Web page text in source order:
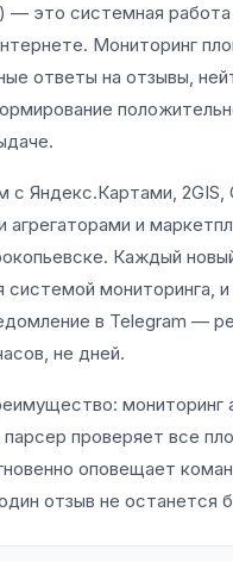
— это системная
Мониторинг
ответы на отзывы,
с Яндекс.Картами, 2GIS,
агрегаторами и
Каждый
системой мониторинга,
в Telegram —
не дней.
мониторинг
проверяет все
оповещает
отзыв не останется